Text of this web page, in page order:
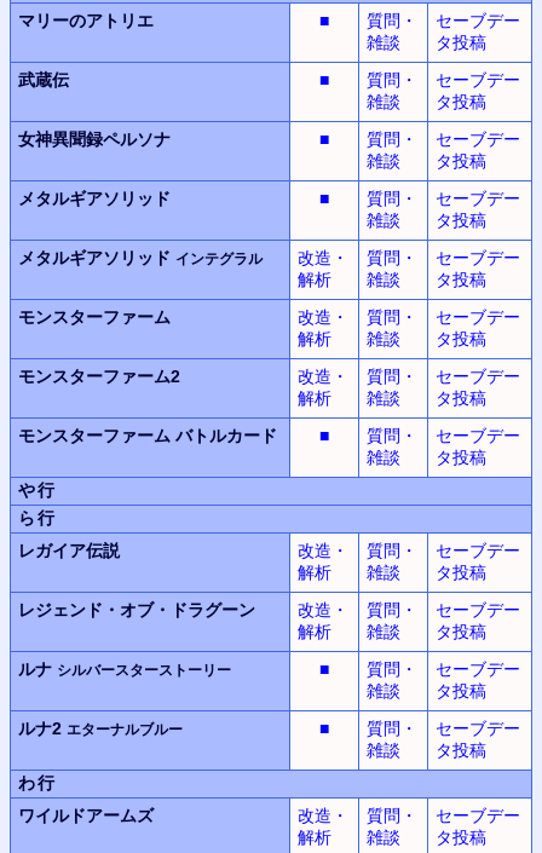
マリーのアトリエ
■
質問・
雑談
セーブデー
タ投稿
武蔵伝
■
質問・
雑談
セーブデー
タ投稿
女神異聞録ペルソナ ■
質問・
雑談
セーブデー
タ投稿
メタルギアソリッド
■
質問・
雑談
セーブデー
タ投稿
メタルギアソリッド インテグラル
改造・
解析
質問・
雑談
セーブデー
タ投稿
モンスターファーム
改造・
解析
質問・
雑談
セーブデー
タ投稿
モンスターファーム2
改造・
解析
質問・
雑談
セーブデー
タ投稿
モンスターファーム バトルカード ■
質問・
雑談
セーブデー
タ投稿
や行
ら行
レガイア伝説
改造・
解析
質問・
雑談
セーブデー
タ投稿
レジェンド・オブ・ドラグーン
改造・
解析
質問・
雑談
セーブデー
タ投稿
ルナ シルバースターストーリー ■
質問・
雑談
セーブデー
タ投稿
ルナ2 エターナルブルー ■
質問・
雑談
セーブデー
タ投稿
わ行
ワイルドアームズ
改造・
解析
質問・
雑談
セーブデー
タ投稿